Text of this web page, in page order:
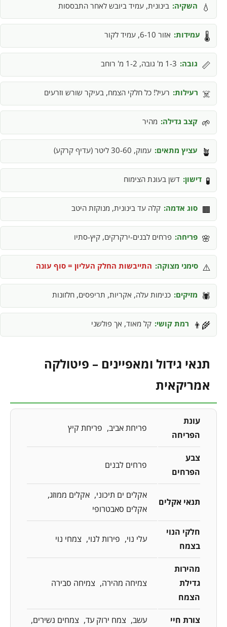
💧 השקיה: בינונית, עמיד ביובש לאחר התבססות
🌡️ עמידות: אזור 6-10, עמיד לקור
📏 גובה: 1-3 מ' גובה, 1-2 מ' רוחב
☠️ רעילות: רעיל! כל חלקי הצמח, בעיקר שורש וזרעים
🌱 קצב גדילה: מהיר
🪴 עציץ מתאים: עמוק, 30-60 ליטר (עדיף קרקע)
🧪 דישון: דשן בעונת הצימוח
🟫 סוג אדמה: קלה עד בינונית, מנוקזת היטב
🌸 פריחה: פרחים לבנים-ירקרקים, קיץ-סתיו
⚠️ סימני מצוקה: התייבשות החלק העליון = סוף עונה
🕷️ מזיקים: כנימות עלה, אקריות, תריפסים, חלזונות
👨‍🌾 רמת קושי: קל מאוד, אך פולשני
תנאי גידול ומאפיינים – פיטולקה
אמריקאית
עונת
הפריחה
פריחת אביב פריחת קיץ
צבע
הפרחים
פרחים לבנים
תנאי אקלים
אקלים ים תיכוני
אקלים ממוזג
אקלים סאבטרופי
חלקי הנוי
בצמח
עלי נוי פירות לנוי צמחי נוי
מהירות
גדילת
הצמח
צמיחה מהירה צמיחה סבירה
צורת חיי עשב צמח ירוק עד צמחים נשירים